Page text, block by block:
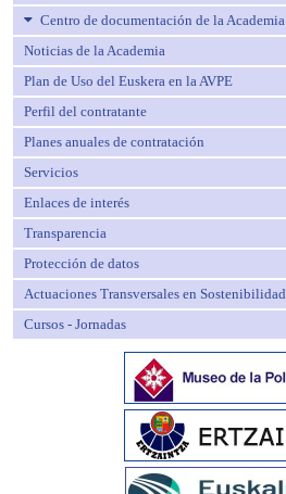
Centro de documentación de la Academia
Noticias de la Academia
Plan de Uso del Euskera en la AVPE
Perfil del contratante
Planes anuales de contratación
Servicios
Enlaces de interés
Transparencia
Protección de datos
Actuaciones Transversales en Sostenibilidad
Cursos - Jornadas